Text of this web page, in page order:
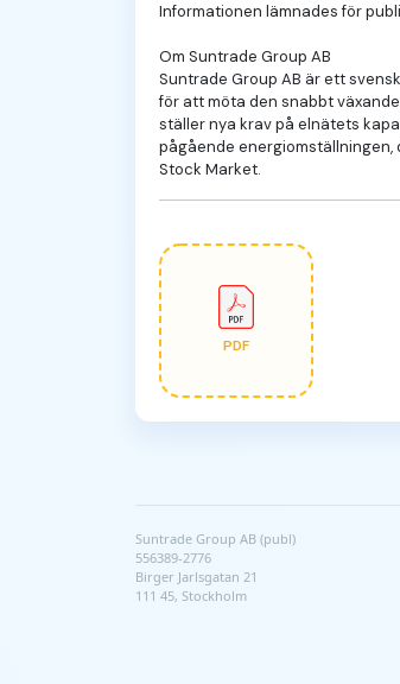
Informationen lämnades för
Om Suntrade Group AB
Suntrade Group AB är ett
för att möta den snabbt
ställer nya krav på elnätets
pågående
Stock Market.
PDF
Suntrade Group AB (publ)
556389-2776
Birger Jarlsgatan 21
111 45, Stockholm